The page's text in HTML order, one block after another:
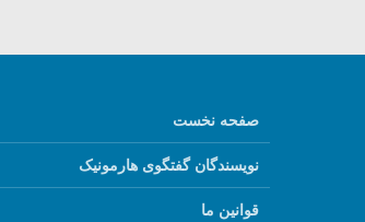
صفحه نخست
نویسندگان گفتگوی هارمونیک
قوانین ما